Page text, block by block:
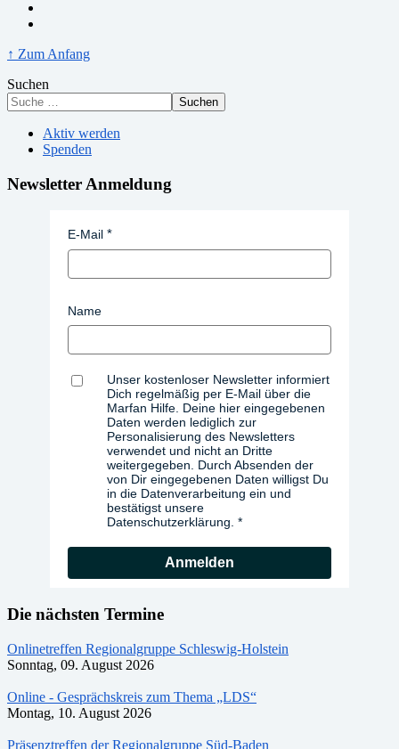
↑ Zum Anfang
Suchen
Suchen
Aktiv werden
Spenden
Newsletter Anmeldung
E-Mail
Name
Unser kostenloser Newsletter informiert
Dich regelmäßig per E-Mail über die
Marfan Hilfe. Deine hier eingegebenen
Daten werden lediglich zur
Personalisierung des Newsletters
verwendet und nicht an Dritte
weitergegeben. Durch Absenden der
von Dir eingegebenen Daten willigst Du
in die Datenverarbeitung ein und
bestätigst unsere
Datenschutzerklärung.
Anmelden
Die nächsten Termine
Onlinetreffen Regionalgruppe Schleswig-Holstein
Sonntag, 09. August 2026
Online - Gesprächskreis zum Thema „LDS“
Montag, 10. August 2026
Präsenztreffen der Regionalgruppe Süd-Baden